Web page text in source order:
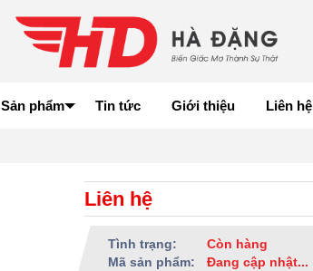
Sản phẩm Tin tức Giới thiệu Liên hệ
Liên hệ
Tình trạng:
Còn hàng
Mã sản phẩm:
Đang cập nhật...